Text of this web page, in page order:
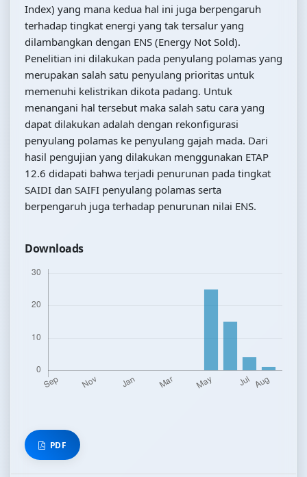
Index) yang mana kedua hal ini juga berpengaruh
terhadap tingkat energi yang tak tersalur yang
dilambangkan dengan ENS (Energy Not Sold).
Penelitian ini dilakukan pada penyulang polamas yang
merupakan salah satu penyulang prioritas untuk
memenuhi kelistrikan dikota padang. Untuk
menangani hal tersebut maka salah satu cara yang
dapat dilakukan adalah dengan rekonfigurasi
penyulang polamas ke penyulang gajah mada. Dari
hasil pengujian yang dilakukan menggunakan ETAP
12.6 didapati bahwa terjadi penurunan pada tingkat
SAIDI dan SAIFI penyulang polamas serta
berpengaruh juga terhadap penurunan nilai ENS.
Downloads
PDF